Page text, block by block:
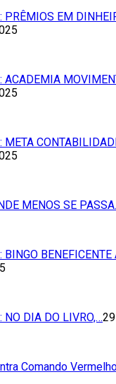
PRÊMIOS EM
ACADEMIA
META
MENOS SE
BINGO
NO DIA DO LIVRO,…
Comando